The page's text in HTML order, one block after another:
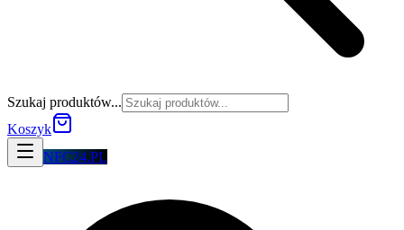
Szukaj produktów...
Koszyk
NFC24.PL